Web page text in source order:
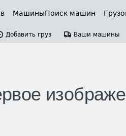
МашиныПоиск машин
Добавить груз Ваши машины